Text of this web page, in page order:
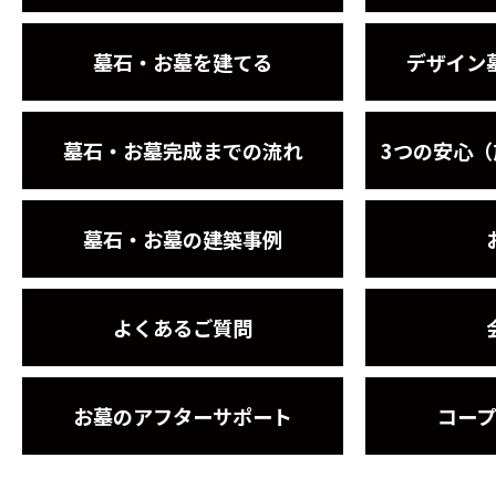
墓石・お墓を建てる
墓石・お墓完成までの流れ
墓石・お墓の建築事例
よくあるご質問
お墓のアフターサポート
デザイン
3つの安心
コー